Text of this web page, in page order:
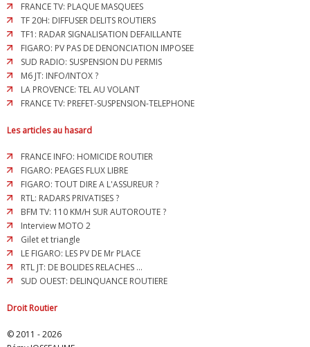
FRANCE TV: PLAQUE MASQUEES
TF 20H: DIFFUSER DELITS ROUTIERS
TF1: RADAR SIGNALISATION DEFAILLANTE
FIGARO: PV PAS DE DENONCIATION IMPOSEE
SUD RADIO: SUSPENSION DU PERMIS
M6 JT: INFO/INTOX ?
LA PROVENCE: TEL AU VOLANT
FRANCE TV: PREFET-SUSPENSION-TELEPHONE
Les articles au hasard
FRANCE INFO: HOMICIDE ROUTIER
FIGARO: PEAGES FLUX LIBRE
FIGARO: TOUT DIRE A L'ASSUREUR ?
RTL: RADARS PRIVATISES ?
BFM TV: 110 KM/H SUR AUTOROUTE ?
Interview MOTO 2
Gilet et triangle
LE FIGARO: LES PV DE Mr PLACE
RTL JT: DE BOLIDES RELACHES ...
SUD OUEST: DELINQUANCE ROUTIERE
Droit Routier
© 2011 - 2026